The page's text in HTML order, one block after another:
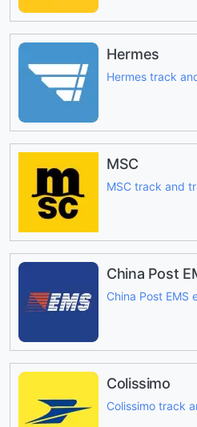
Hermes
Hermes track
MSC
MSC track and
China Post
China Post
Colissimo
Colissimo track